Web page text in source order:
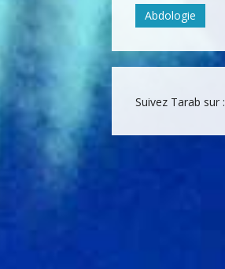
Abdologie
Suivez Tarab sur :